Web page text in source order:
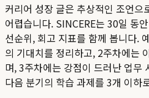
커리어 성장 글은 추상적인 조언으
어렵습니다. SINCERE는 30일 동
선순위, 회고 지표를 함께 봅니다.
의 기대치를 정리하고, 2주차에는
며, 3주차에는 강점이 드러난 업무
다음 분기의 학습 과제를 3개 이하